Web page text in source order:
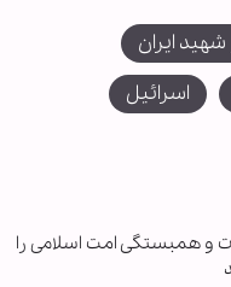
ایران
اسرائیل
و همبستگی امت اسلامی را